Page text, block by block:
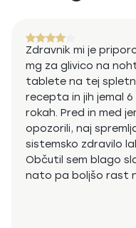
pri čemer združuje
za doseganje optimalnih
se v svoji praksi
Zdravnik mi je
mg za glivico na
tablete na tej
recepta in jih jemal
rokah. Pred in med
opozorili, naj
sistemsko zdravilo
Občutil sem blago
nato pa boljšo rast